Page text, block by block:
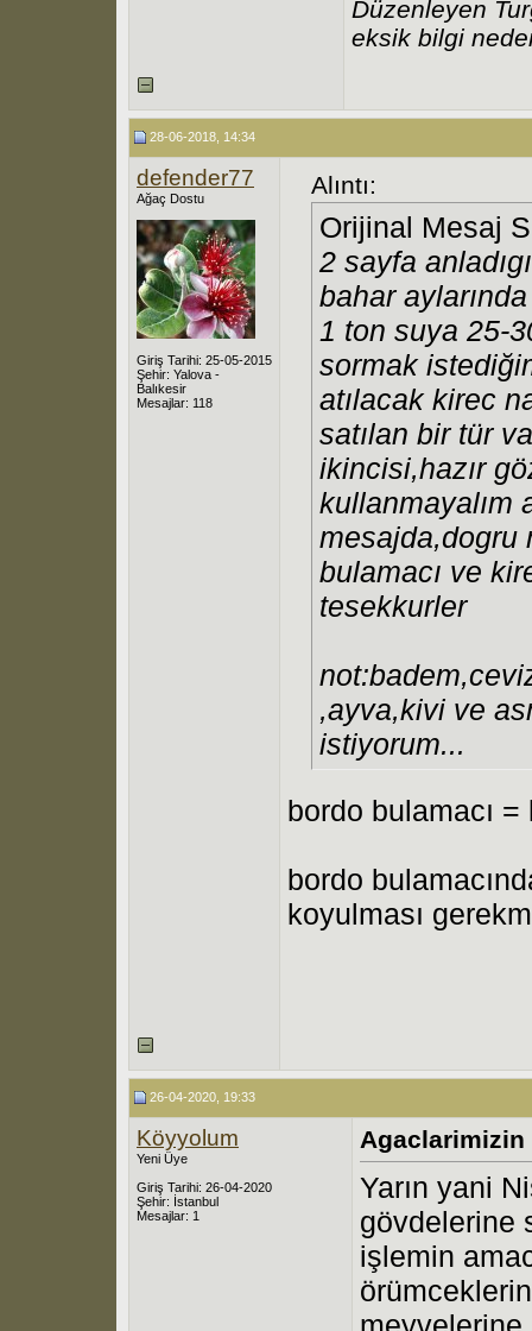
Düzenleyen
eksik bilgi
28-06-2018, 14:34
defender77
Ağaç Dostu
Giriş Tarihi: 25-05-2015
Şehir: Yalova -
Balıkesir
Mesajlar: 118
Alıntı:
Orijinal Mesaj
2 sayfa
bahar
1 ton suya 25-
sormak
atılacak kirec
satılan bir tür
ikincisi,hazır
kullanmayalım
mesajda,dogru
bulamacı ve
tesekkurler
,ayva,kivi ve
istiyorum...
bordo bulamacı =
bordo
koyulması
26-04-2020, 19:33
Köyyolum
Yeni Üye
Giriş Tarihi: 26-04-2020
Şehir: İstanbul
Mesajlar: 1
Yarın yani
gövdelerine
işlemin